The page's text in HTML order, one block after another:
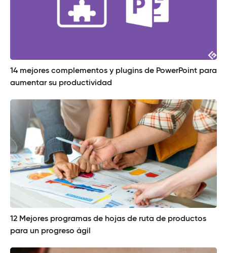
14 mejores complementos y plugins de PowerPoint para
aumentar su productividad
12 Mejores programas de hojas de ruta de productos
para un progreso ágil